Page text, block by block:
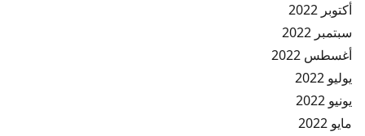
أكتوبر 2022
سبتمبر 2022
أغسطس 2022
يوليو 2022
يونيو 2022
مايو 2022